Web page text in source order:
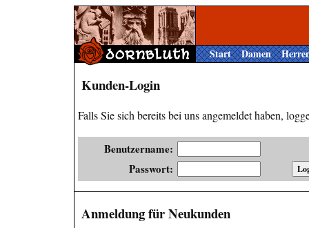
Start Damen
Kunden-Login
Falls Sie sich bereits bei uns angemeldet haben,
Benutzername:
Passwort:
Anmeldung für Neukunden